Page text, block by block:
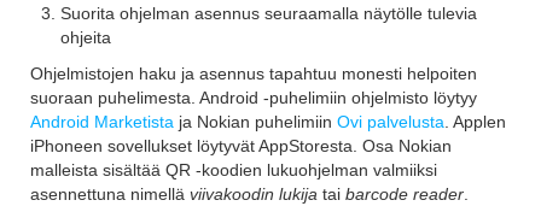
Suorita ohjelman asennus seuraamalla näytölle tulevia
ohjeita
Ohjelmistojen haku ja asennus tapahtuu monesti helpoiten
suoraan puhelimesta. Android -puhelimiin ohjelmisto löytyy
Android Marketista ja Nokian puhelimiin Ovi palvelusta . Applen
iPhoneen sovellukset löytyvät AppStoresta. Osa Nokian
malleista sisältää QR -koodien lukuohjelman valmiiksi
asennettuna nimellä viivakoodin lukija tai barcode reader